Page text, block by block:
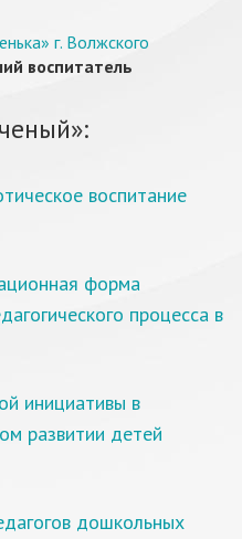
г. Волжского
воспитатель
воспитание
форма
процесса в
инициативы в
развитии детей
дошкольных